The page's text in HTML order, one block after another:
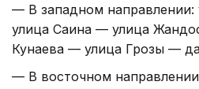
— В западном
улица Саина — улица
Кунаева — улица Грозы —
— В восточном